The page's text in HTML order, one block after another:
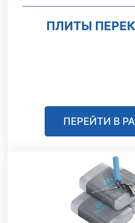
ПЛИТЫ
ПЕРЕЙТИ В